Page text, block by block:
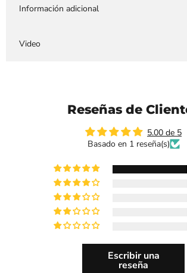
Información adicional
Video
Reseñas de
5.00 de 5
Basado en 1 reseña(s)
Escribir una
reseña